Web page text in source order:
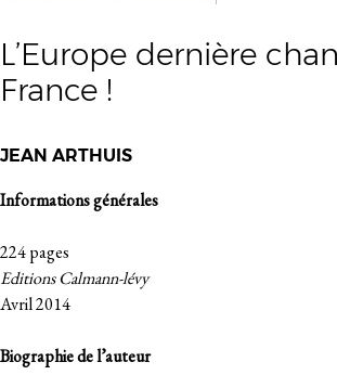
L’Europe dernière
France !
JEAN ARTHUIS
Informations générales
224 pages
Editions Calmann-lévy
Avril 2014
Biographie de l’auteur